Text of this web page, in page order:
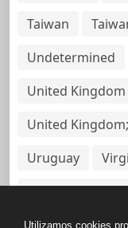
Taiwan
Undetermined
United Kingdom
United
Uruguay
Virgin Islands,
Utilizamos cookies